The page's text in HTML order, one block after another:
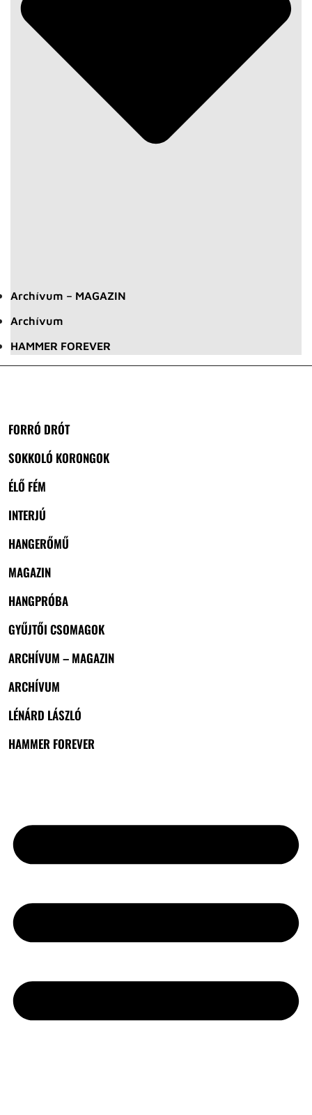
Archívum – MAGAZIN
Archívum
HAMMER FOREVER
FORRÓ DRÓT
SOKKOLÓ KORONGOK
ÉLŐ FÉM
INTERJÚ
HANGERŐMŰ
MAGAZIN
HANGPRÓBA
GYŰJTŐI CSOMAGOK
ARCHÍVUM – MAGAZIN
ARCHÍVUM
LÉNÁRD LÁSZLÓ
HAMMER FOREVER